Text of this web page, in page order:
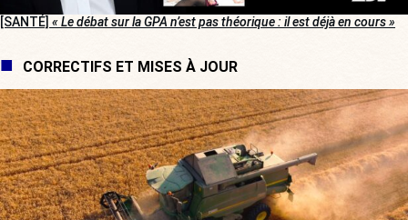
[SANTÉ] « Le débat sur la GPA n’est pas théorique : il est déjà en cours »
CORRECTIFS ET MISES À JOUR